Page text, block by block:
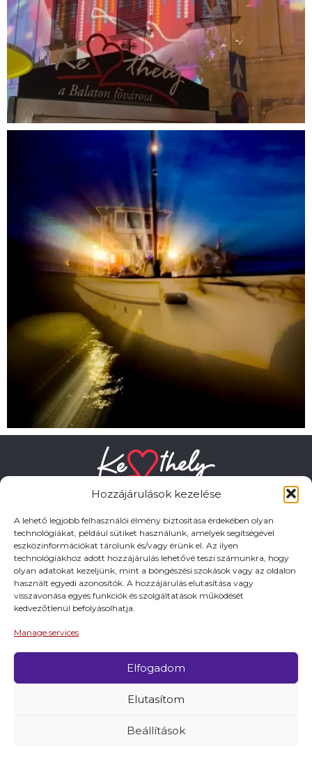
Hozzájárulások kezelése
A lehető legjobb felhasználói élmény biztosítása érdekében olyan
technológiákat, például sütiket használunk, amelyek segítségével
eszközinformációkat tárolunk és/vagy érünk el. Az ilyen
technológiákhoz adott hozzájárulás lehetővé teszi számunkra, hogy
olyan adatokat kezeljünk, mint a böngészési szokások vagy az oldalon
használt egyedi azonosítók. A hozzájárulás elutasítása vagy
visszavonása egyes funkciók és szolgáltatások működését
kedvezőtlenül befolyásolhatja.
Manage services
Elfogadom
Elutasítom
Beállítások
HASZNOS LINKEK
Adatkezelési tájékoztató
Impresszum
© 2026 Minden jog fentartva.
A keszthely.hu KIADÓJA KESZTHELY VÁROS